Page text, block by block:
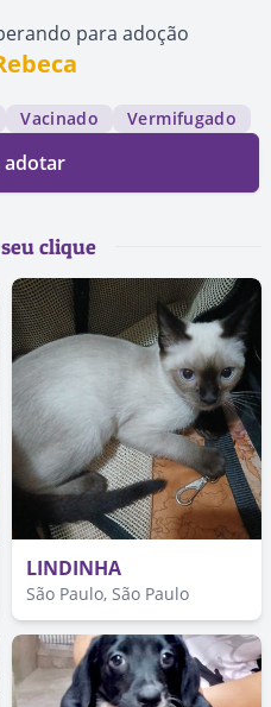
para adoção
Vacinado Vermifugado
adotar
clique
LINDINHA
São Paulo, São Paulo